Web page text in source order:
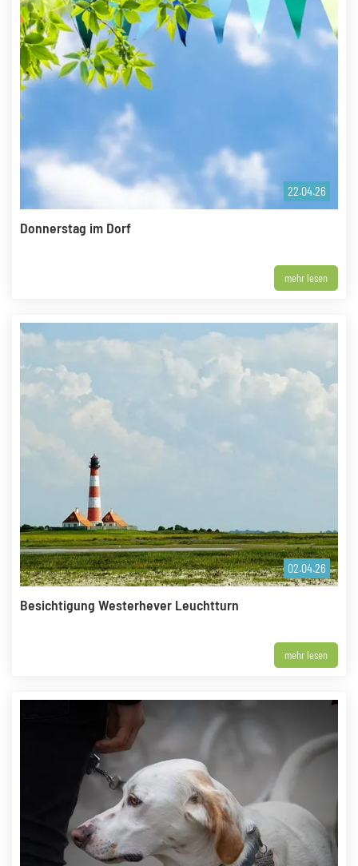
22.04.26
Donnerstag im Dorf
mehr lesen
02.04.26
Besichtigung Westerhever Leuchtturn
mehr lesen